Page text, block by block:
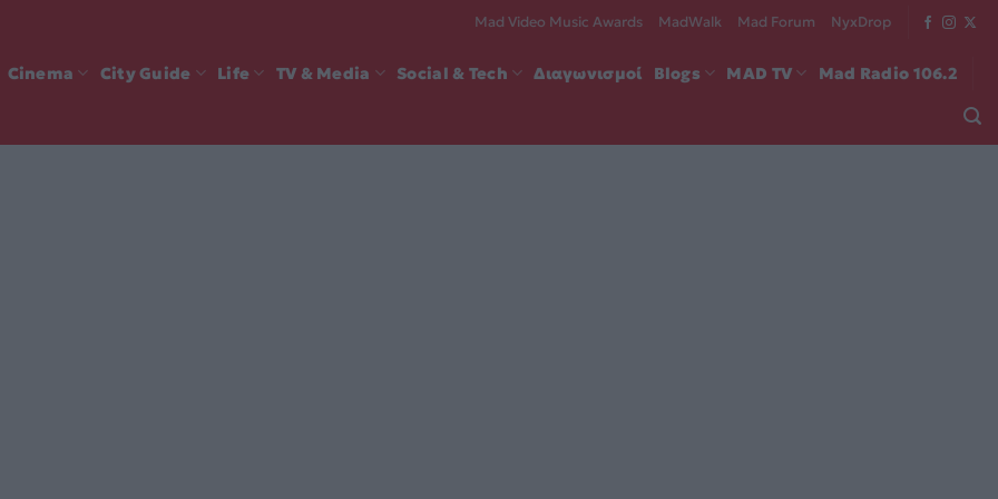
Mad Video Music Awards MadWalk Mad Forum NyxDrop
Cinema City Guide Life TV & Media Social & Tech Διαγωνισμοί Blogs MAD TV Mad Radio 106.2